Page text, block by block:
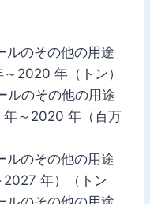
ルのその他の用途
2020 年（トン）
ルのその他の用途
年～2020 年（百万
ルのその他の用途
年）（トン